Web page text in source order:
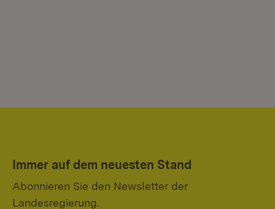
Immer auf dem neuesten Stand
Abonnieren Sie den Newsletter der
Landesregierung.